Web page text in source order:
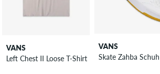
VANS
Left Chest II Loose T-Shirt
VANS
Skate Zahba Schuh